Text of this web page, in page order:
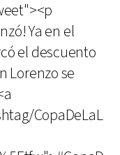
Ya en el
el descuento
Lorenzo se
CopaDeLaL